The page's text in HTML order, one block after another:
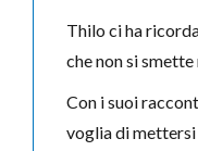
Thilo ci ha
che non si
Con i suoi
voglia di mettersi